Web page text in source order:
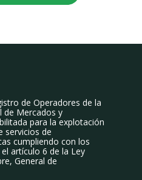
de Operadores de la
de Mercados y
para la explotación
servicios de
cumpliendo con los
artículo 6 de la Ley
General de